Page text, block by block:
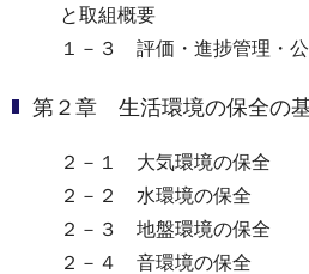
と取組概要
１－３ 評価・進捗管理・
第２章 生活環境の保全の
２－１ 大気環境の保全
２－２ 水環境の保全
２－３ 地盤環境の保全
２－４ 音環境の保全